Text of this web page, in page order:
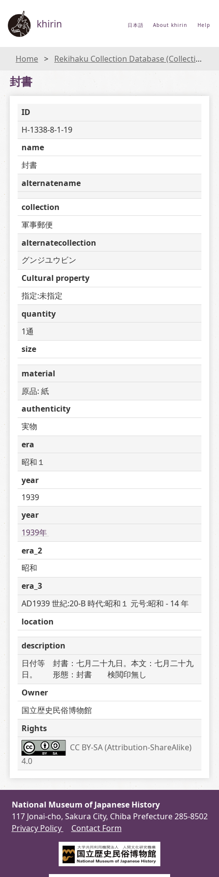
khirin 日本語 About khirin Help
Home Rekihaku Collection Database (Collections Database of the National Museum of Japanese History)
封書
ID
H-1338-8-1-19
name
封書
alternatename
collection
軍事郵便
alternatecollection
グンジユウビン
Cultural property
指定:未指定
quantity
1通
size
material
原品: 紙
authenticity
実物
era
昭和１
year
1939
year
1939年
era_2
昭和
era_3
AD1939 世紀:20-B 時代:昭和１ 元号:昭和 - 14 年
location
description
日付等　封書：七月二十九日。本文：七月二十九
日。　　形態：封書　　検閲印無し
Owner
国立歴史民俗博物館
Rights
CC BY-SA (Attribution-ShareAlike)
4.0
National Museum of Japanese History
117 Jonai-cho, Sakura City, Chiba Prefecture 285-8502
Privacy Policy
Contact Form